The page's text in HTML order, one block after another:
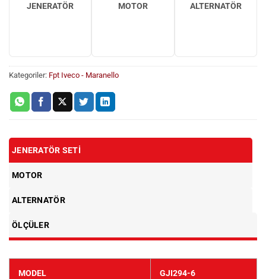
JENERATÖR MOTOR ALTERNATÖR
Kategoriler: Fpt Iveco - Maranello
JENERATÖR SETI
MOTOR
ALTERNATÖR
ÖLÇÜLER
MODEL GJI294-6